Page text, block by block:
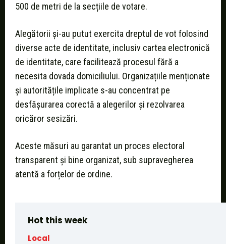
500 de metri de la secțiile de votare.
Alegătorii și-au putut exercita dreptul de vot folosind
diverse acte de identitate, inclusiv cartea electronică
de identitate, care facilitează procesul fără a
necesita dovada domiciliului. Organizațiile menționate
și autoritățile implicate s-au concentrat pe
desfășurarea corectă a alegerilor și rezolvarea
oricăror sesizări.
Aceste măsuri au garantat un proces electoral
transparent și bine organizat, sub supravegherea
atentă a forțelor de ordine.
Hot this week
Local